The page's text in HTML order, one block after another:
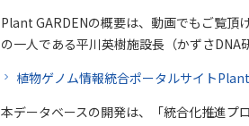
Plant GARDENの概要は、動画でもご覧頂
の一人である平川英樹施設長（かずさDNA
植物ゲノム情報統合ポータルサイト
本データベースの開発は、「統合化推進プ